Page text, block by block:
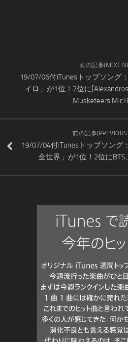
次の記事(NEXT
19/07/06付iTunesトップソング
イロ」が1位！2位に
Musketeers Mic
前の記事
19/07/04付iTunesトップソング
全世界」が1位！2位に